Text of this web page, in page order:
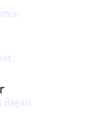
Bagasi